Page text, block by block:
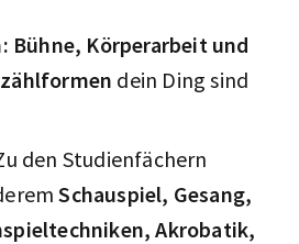
Bühne, Körperarbeit und
dein Ding sind
den Studienfächern
Schauspiel, Gesang,
Akrobatik,